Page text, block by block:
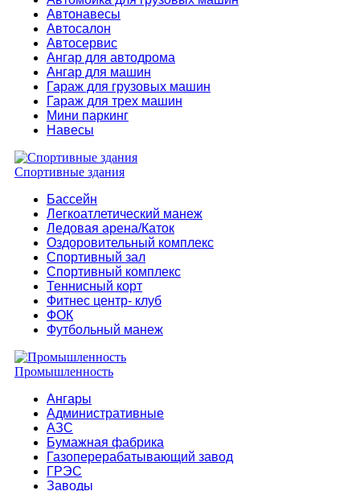
Автонавесы
Автосалон
Автосервис
Ангар для автодрома
Ангар для машин
Гараж для грузовых машин
Гараж для трех машин
Мини паркинг
Навесы
Спортивные здания
Бассейн
Легкоатлетический манеж
Ледовая арена/Каток
Оздоровительный комплекс
Спортивный зал
Спортивный комплекс
Теннисный корт
Фитнес центр- клуб
ФОК
Футбольный манеж
Промышленность
Ангары
Административные
АЗС
Бумажная фабрика
Газоперерабатывающий завод
ГРЭС
Заводы